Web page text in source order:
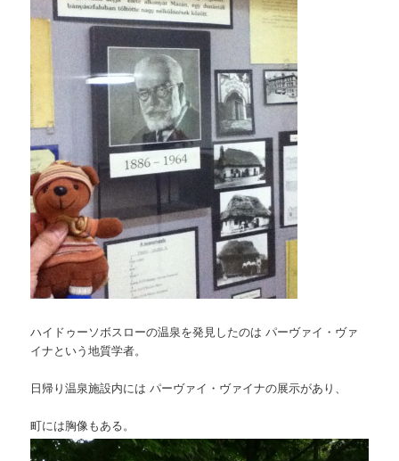
ハイドゥーソボスローの温泉を発見したのは パーヴァイ・ヴァ
イナという地質学者。
日帰り温泉施設内には パーヴァイ・ヴァイナの展示があり、
町には胸像もある。